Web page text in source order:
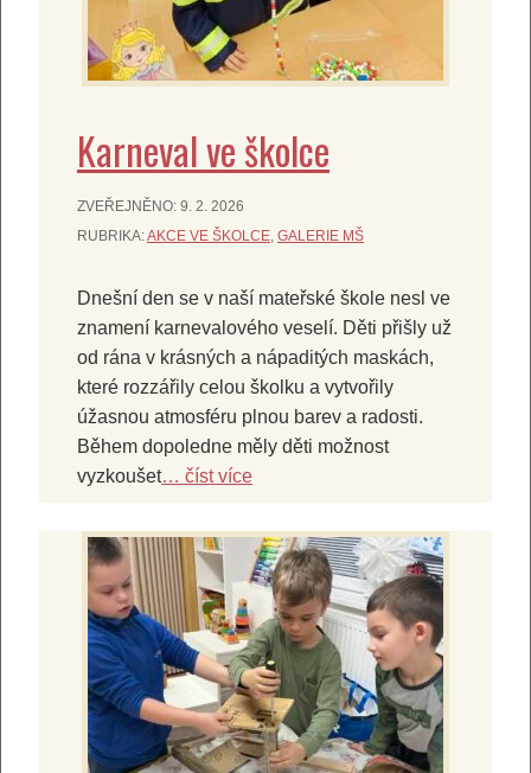
Karneval ve školce
ZVEŘEJNĚNO: 9. 2. 2026
RUBRIKA:AKCE VE ŠKOLCE, GALERIE MŠ
Dnešní den se v naší mateřské škole nesl ve
znamení karnevalového veselí. Děti přišly už
od rána v krásných a nápaditých maskách,
které rozzářily celou školku a vytvořily
úžasnou atmosféru plnou barev a radosti.
Během dopoledne měly děti možnost
vyzkoušet… číst více